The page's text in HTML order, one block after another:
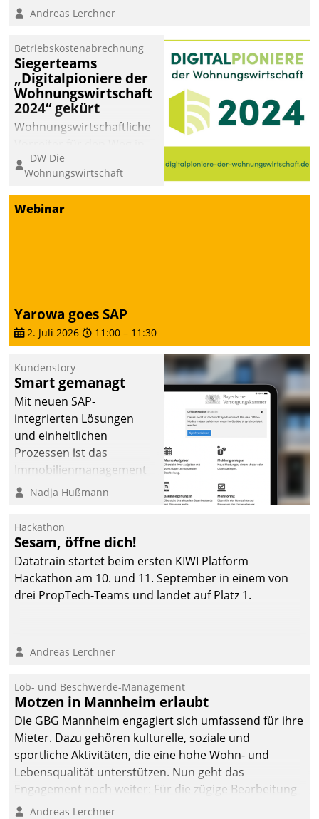
Andreas Lerchner
Betriebskostenabrechnung
Siegerteams
„Digitalpioniere der
Wohnungswirtschaft
2024“ gekürt
Wohnungswirtschaftliche
eine digitale Zukunft zu
finden, ist das Ziel des
Awards „Digitalpioniere
der
und PropTech.
DW Die
Wohnungswirtschaft
Webinar
Yarowa goes SAP
2. Juli 2026 11:00 – 11:30
Kundenstory
Smart gemanagt
Mit neuen SAP-
integrierten Lösungen
und einheitlichen
Prozessen ist das
Immobilienmanagement
der Bayerischen
Ressort Kapitalanlage für
künftige Aufgaben und
Herausforderungen
gerüstet.
Nadja Hußmann
Hackathon
Sesam, öffne dich!
Datatrain startet beim ersten KIWI Platform
Hackathon am 10. und 11. September in einem von
drei PropTech-Teams und landet auf Platz 1.
Andreas Lerchner
Lob- und Beschwerde-Management
Motzen in Mannheim erlaubt
Die GBG Mannheim engagiert sich umfassend für ihre
Mieter. Dazu gehören kulturelle, soziale und
sportliche Aktivitäten, die eine hohe Wohn- und
Lebensqualität unterstützen. Nun geht das
Engagement noch weiter: Für die zügige Bearbeitung
von Beschwerden – oder Lob – richtet das
Andreas Lerchner